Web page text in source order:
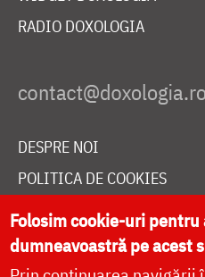
RADIO DOXOLOGIA
DESPRE NOI
POLITICA DE COOKIES
DONEAZĂ ONLINE PENTRU
Folosim cookie-uri
dumneavoastră pe acest